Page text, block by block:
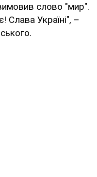
слово "мир".
Слава Україні", –